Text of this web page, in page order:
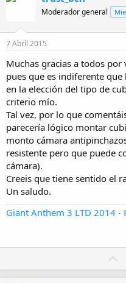
Moderador general
7 Abril 2015
Muchas gracias a todos
pues que es indiferente
en la elección del tipo de
criterio mío.
Tal vez, por lo que
parecería lógico montar
monto cámara
resistente pero que puede
cámara).
Creeis que tiene sentido el
Un saludo.
Giant Anthem 3 LTD 2014 -